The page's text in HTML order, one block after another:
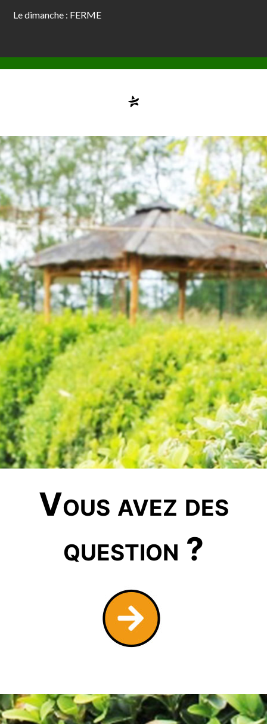
Le dimanche : FERME
Vous avez des
question ?